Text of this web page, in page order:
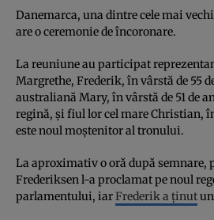
Danemarca, una dintre cele mai
are o ceremonie de încoronare.
La reuniune au participat
Margrethe, Frederik, în vârstă de 55
australiană Mary, în vârstă de 51 de
regină, și fiul lor cel mare Christian,
este noul moștenitor al tronului.
La aproximativ o oră după semnare,
Frederiksen l-a proclamat pe noul
parlamentului, iarFrederik a ținut